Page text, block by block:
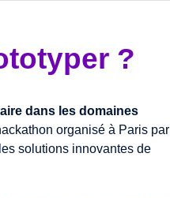
?
dans les domaines
organisé à Paris par
solutions innovantes de